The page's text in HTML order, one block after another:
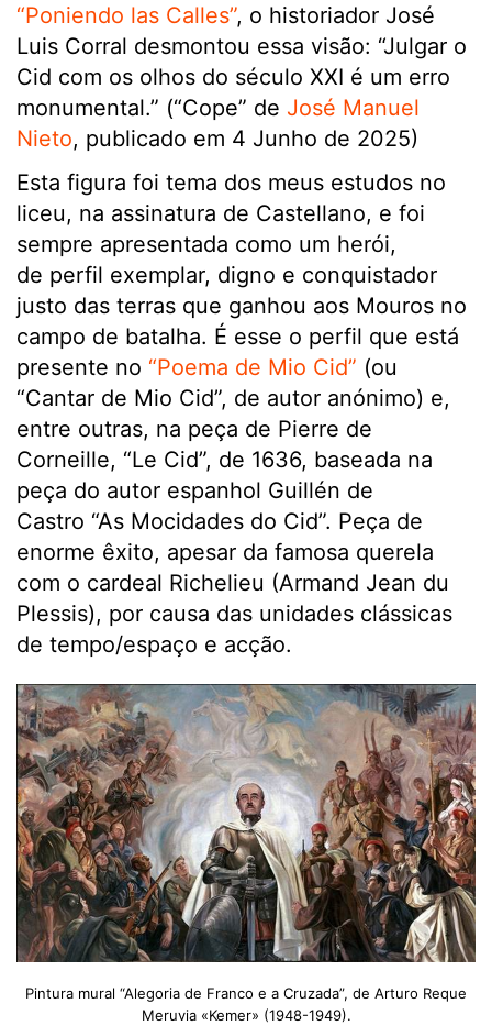
“Poniendo las Calles”, o historiador José
Luis Corral desmontou essa visão: “Julgar o
Cid com os olhos do século XXI é um erro
monumental.” (“Cope” de José Manuel
Nieto, publicado em 4 Junho de 2025)
Esta figura foi tema dos meus estudos no
liceu, na assinatura de Castellano, e foi
sempre apresentada como um herói,
de perfil exemplar, digno e conquistador
justo das terras que ganhou aos Mouros no
campo de batalha. É esse o perfil que está
presente no “Poema de Mio Cid” (ou
“Cantar de Mio Cid”, de autor anónimo) e,
entre outras, na peça de Pierre de
Corneille, “Le Cid”, de 1636, baseada na
peça do autor espanhol Guillén de
Castro “As Mocidades do Cid”. Peça de
enorme êxito, apesar da famosa querela
com o cardeal Richelieu (Armand Jean du
Plessis), por causa das unidades clássicas
de tempo/espaço e acção.
Pintura mural “Alegoria de Franco e a Cruzada”, de Arturo Reque
Meruvia «Kemer» (1948-1949).